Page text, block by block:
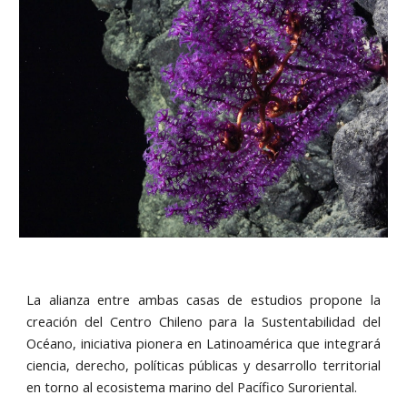
La alianza entre ambas casas de estudios propone la
creación del Centro Chileno para la Sustentabilidad del
Océano, iniciativa pionera en Latinoamérica que integrará
ciencia, derecho, políticas públicas y desarrollo territorial
en torno al ecosistema marino del Pacífico Suroriental.